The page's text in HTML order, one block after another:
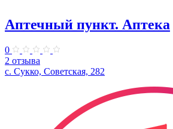
Аптечный пункт. Аптека
0
2 отзыва
с. Сукко, Советская, 282